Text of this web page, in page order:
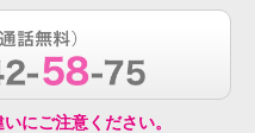
にご注意ください。